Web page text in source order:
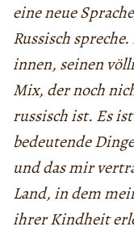
eine neue
Russisch
innen, seinen
Mix, der noch
russisch ist. Es
bedeutende
und das mir
Land, in dem
ihrer Kindheit